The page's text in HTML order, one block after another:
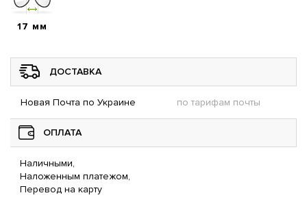
17 мм
ДОСТАВКА
Новая Почта по Украине по тарифам почты
ОПЛАТА
Наличными,
Наложенным платежом,
Перевод на карту